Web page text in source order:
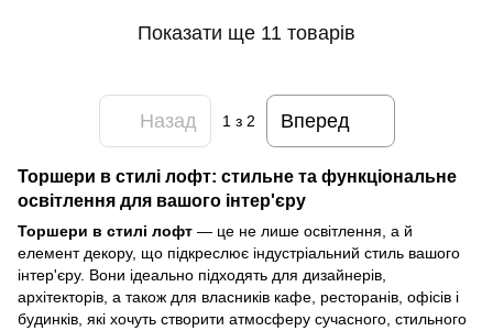
Показати ще 11 товарів
Назад 1з 2 Вперед
Торшери в стилі лофт: стильне та функціональне
освітлення для вашого інтер'єру
Торшери в стилі лофт — це не лише освітлення, а й
елемент декору, що підкреслює індустріальний стиль вашого
інтер'єру. Вони ідеально підходять для дизайнерів,
архітекторів, а також для власників кафе, ресторанів, офісів і
будинків, які хочуть створити атмосферу сучасного, стильного